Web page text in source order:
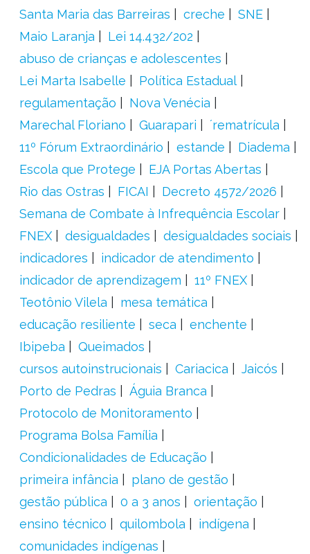
Santa Maria das Barreiras
creche
SNE
Maio Laranja
Lei 14.432/202
abuso de crianças e adolescentes
Lei Marta Isabelle
Política Estadual
regulamentação
Nova Venécia
Marechal Floriano
Guarapari
´rematrícula
11º Fórum Extraordinário
estande
Diadema
Escola que Protege
EJA Portas Abertas
Rio das Ostras
FICAI
Decreto 4572/2026
Semana de Combate à Infrequência Escolar
FNEX
desigualdades
desigualdades sociais
indicadores
indicador de atendimento
indicador de aprendizagem
11º FNEX
Teotônio Vilela
mesa temática
educação resiliente
seca
enchente
Ibipeba
Queimados
cursos autoinstrucionais
Cariacica
Jaicós
Porto de Pedras
Águia Branca
Protocolo de Monitoramento
Programa Bolsa Família
Condicionalidades de Educação
primeira infância
plano de gestão
gestão pública
0 a 3 anos
orientação
ensino técnico
quilombola
indígena
comunidades indígenas